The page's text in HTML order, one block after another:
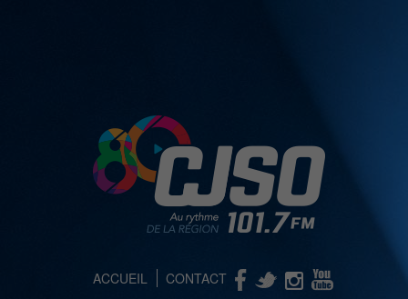
ACCUEIL CONTACT